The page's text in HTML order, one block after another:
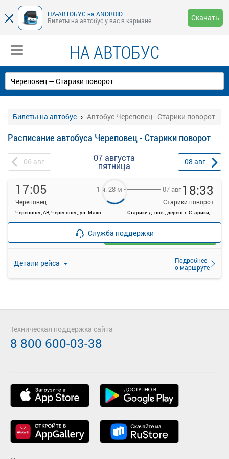
НА-АВТОБУС на ANDROID
Билеты на автобус у вас в кармане
Скачать
НА АВТОБУС
Билеты на автобус Автобус Череповец - Старики поворот
Расписание автобуса Череповец - Старики поворот
06 авг 07 августа
пятница 08 авг
17:05
Череповец
Череповец АВ, Череповец, ул. Максима Горького, 44
1 ч. 28 м 07 авг 18:33
Старики поворот
Старики д. пов., деревня Старики, Россия
Детали рейса
Подробнее
о маршруте
—
Загрузить цену
Служба поддержки
Техническая поддержка сайта
8 800 600-03-38